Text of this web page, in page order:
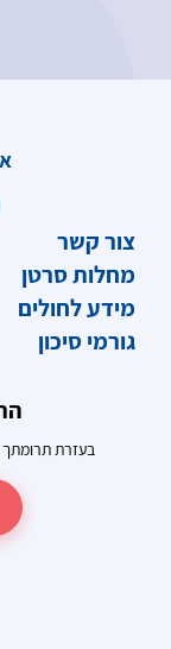
מחלות סרטן
מידע לחולים
גורמי סיכון
צור קשר
בעזרת